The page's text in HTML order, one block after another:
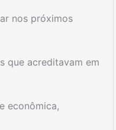
nos próximos
que acreditavam em
econômica,